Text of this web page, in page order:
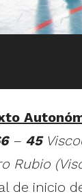
– 45
Rubio
de inicio